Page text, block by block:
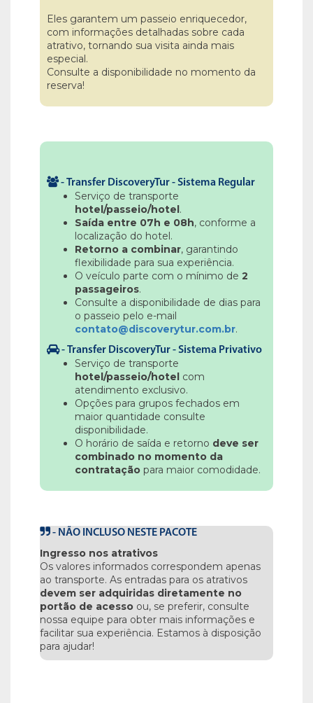
Eles garantem um passeio enriquecedor,
com informações detalhadas sobre cada
atrativo, tornando sua visita ainda mais
especial.
Consulte a disponibilidade no momento da
reserva!
-Transfer DiscoveryTur - Sistema Regular
Serviço de transporte
hotel/passeio/hotel.
Saída entre 07h e 08h, conforme a
localização do hotel.
Retorno a combinar, garantindo
flexibilidade para sua experiência.
O veículo parte com o mínimo de 2
passageiros.
Consulte a disponibilidade de dias para
o passeio pelo e-mail
contato@discoverytur.com.br.
-Transfer DiscoveryTur - Sistema Privativo
Serviço de transporte
hotel/passeio/hotel com
atendimento exclusivo.
Opções para grupos fechados em
maior quantidade consulte
disponibilidade.
O horário de saída e retorno deve ser
combinado no momento da
contratação para maior comodidade.
- NÃO INCLUSO NESTE PACOTE
Ingresso nos atrativos
Os valores informados correspondem apenas
ao transporte. As entradas para os atrativos
devem ser adquiridas diretamente no
portão de acesso ou, se preferir, consulte
nossa equipe para obter mais informações e
facilitar sua experiência. Estamos à disposição
para ajudar!